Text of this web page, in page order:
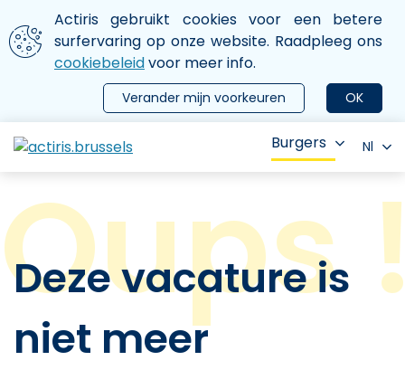
Aller au contenu principal
We gebruiken cookies
Actiris gebruikt cookies voor een betere
surfervaring op onze website. Raadpleeg ons
cookiebeleidvoor meer info.
OK
Verander mijn voorkeuren
le menu
Burgers Nl
Deze vacature is
niet meer